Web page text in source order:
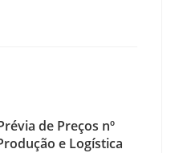
de Preços nº
e Logística